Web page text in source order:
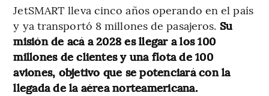
JetSMART lleva cinco años operando en el país
y ya transportó 8 millones de pasajeros. Su
misión de acá a 2028 es llegar a los 100
millones de clientes y una flota de 100
aviones, objetivo que se potenciará con la
llegada de la aérea norteamericana.